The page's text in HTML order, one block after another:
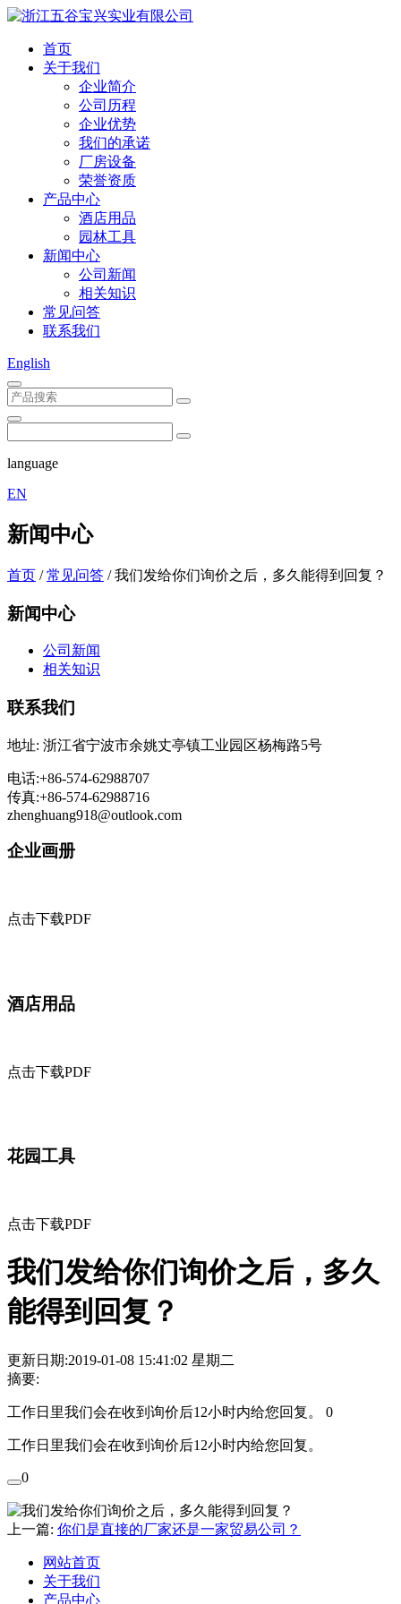
首页
关于我们
企业简介
公司历程
企业优势
我们的承诺
厂房设备
荣誉资质
产品中心
酒店用品
园林工具
新闻中心
公司新闻
相关知识
常见问答
联系我们
English
language
EN
新闻中心
首页 /常见问答 /我们发给你们询价之后，多久能得到回复？
新闻中心
公司新闻
相关知识
联系我们
地址: 浙江省宁波市余姚丈亭镇工业园区杨梅路5号
电话:+86-574-62988707
传真:+86-574-62988716
zhenghuang918@outlook.com
企业画册
点击下载PDF
酒店用品
点击下载PDF
花园工具
点击下载PDF
我们发给你们询价之后，多久
能得到回复？
更新日期:2019-01-08 15:41:02 星期二
摘要:
工作日里我们会在收到询价后12小时内给您回复。 0
工作日里我们会在收到询价后12小时内给您回复。
0
上一篇: 你们是直接的厂家还是一家贸易公司？
网站首页
关于我们
产品中心